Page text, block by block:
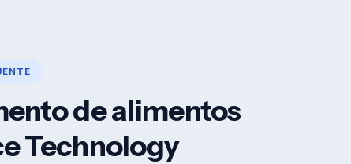
de alimentos
Technology